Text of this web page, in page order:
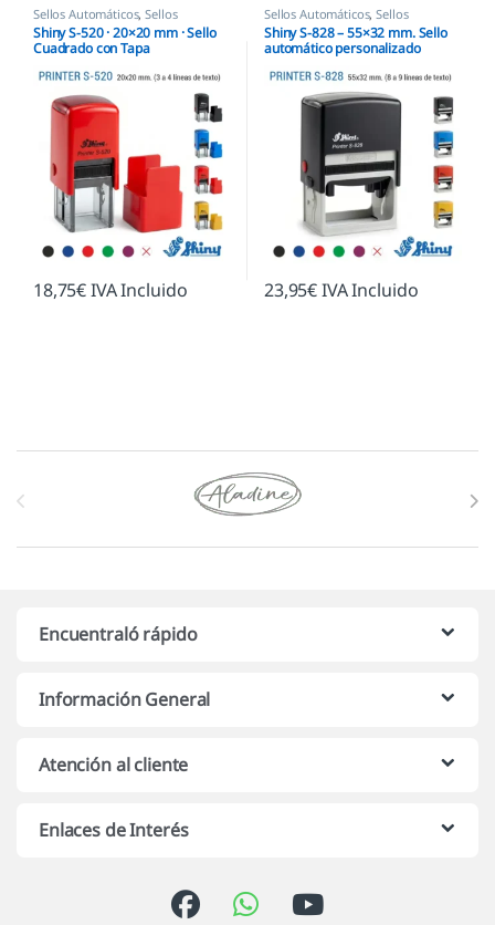
Sellos Automáticos,Sellos
empresas,Shiny
Shiny S-520 · 20×20 mm · Sello
Cuadrado con Tapa
18,75€IVA Incluido
Sellos Automáticos,Sellos
empresas,Shiny
Shiny S-828 – 55×32 mm. Sello
automático personalizado
23,95€IVA Incluido
Marcas De Carrusel
Encuentraló rápido
Información General
Atención al cliente
Enlaces de Interés